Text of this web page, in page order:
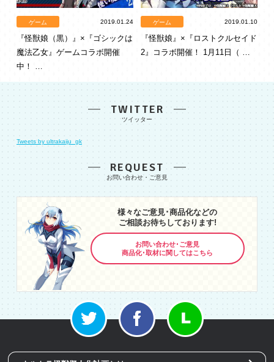
ゲーム 2019.01.24
『怪獣娘（黒）』×『ゴシックは
魔法乙女』ゲームコラボ開催
中！ …
ゲーム 2019.01.10
『怪獣娘』×『ロストクルセイド
2』コラボ開催！ 1月11日（ …
TWITTER
Tweets by ultrakaiju_gk
REQUEST
様々なご意見･商品化などの
ご相談お待ちしております!
お問い合わせ･ご意見
商品化･取材に関してはこちら